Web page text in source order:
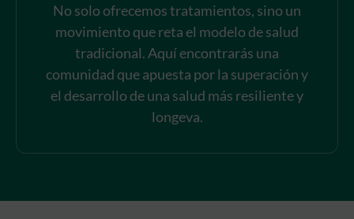
No solo ofrecemos tratamientos, sino un
movimiento que reta el modelo de salud
tradicional. Aquí encontrarás una
comunidad que apuesta por la superación y
el desarrollo de una salud más resiliente y
longeva.